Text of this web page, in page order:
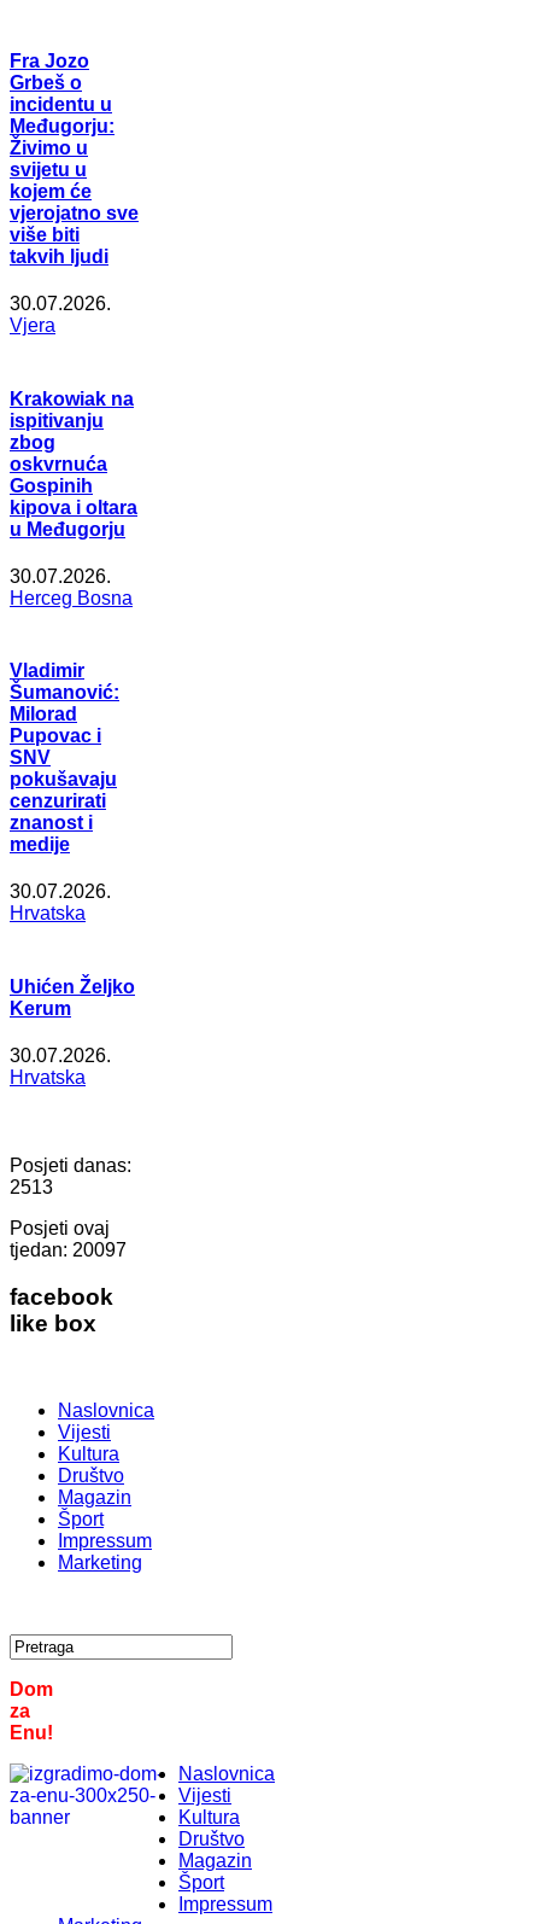
Fra Jozo
Grbeš o
incidentu u
Međugorju:
Živimo u
svijetu u
kojem će
vjerojatno sve
više biti
takvih ljudi
30.07.2026.
Vjera
Krakowiak na
ispitivanju
zbog
oskvrnuća
Gospinih
kipova i oltara
u Međugorju
30.07.2026.
Herceg Bosna
Vladimir
Šumanović:
Milorad
Pupovac i
SNV
pokušavaju
cenzurirati
znanost i
medije
30.07.2026.
Hrvatska
Uhićen Željko
Kerum
30.07.2026.
Hrvatska
Posjeti danas:
2513
Posjeti ovaj
tjedan: 20097
facebook
like box
Naslovnica
Vijesti
Kultura
Društvo
Magazin
Šport
Impressum
Marketing
Dom
za
Enu!
Naslovnica
Vijesti
Kultura
Društvo
Magazin
Šport
Impressum